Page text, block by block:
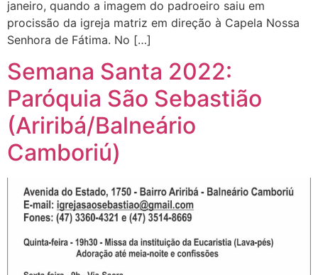
janeiro, quando a imagem do padroeiro saiu em
procissão da igreja matriz em direção à Capela Nossa
Senhora de Fátima. No […]
Semana Santa 2022:
Paróquia São Sebastião
(Ariribá/Balneário
Camboriú)